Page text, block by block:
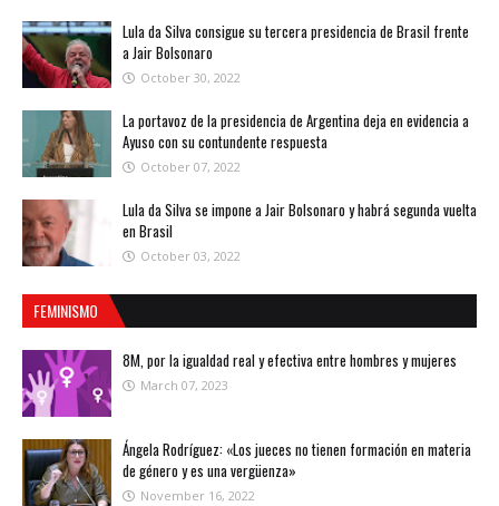
Lula da Silva consigue su tercera presidencia de Brasil frente
a Jair Bolsonaro
October 30, 2022
La portavoz de la presidencia de Argentina deja en evidencia a
Ayuso con su contundente respuesta
October 07, 2022
Lula da Silva se impone a Jair Bolsonaro y habrá segunda vuelta
en Brasil
October 03, 2022
FEMINISMO
8M, por la igualdad real y efectiva entre hombres y mujeres
March 07, 2023
Ángela Rodríguez: «Los jueces no tienen formación en materia
de género y es una vergüenza»
November 16, 2022